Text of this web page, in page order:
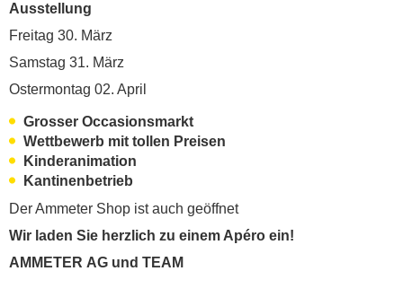
Ausstellung
Freitag 30. März
Samstag 31. März
Ostermontag 02. April
Grosser Occasionsmarkt
Wettbewerb mit tollen Preisen
Kinderanimation
Kantinenbetrieb
Der Ammeter Shop ist auch geöffnet
Wir laden Sie herzlich zu einem Apéro ein!
AMMETER AG und TEAM